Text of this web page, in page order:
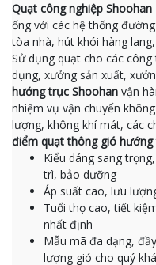
Quạt công nghiệp Shoohan
ống với các hệ thống
tòa nhà, hút khói hàng
Sử dụng quạt cho các
dụng, xưởng sản xuất,
hướng trục Shoohan vận
nhiệm vụ vận chuyển
lượng, không khí mát, các
điểm quạt thông gió hướng
Kiểu dáng sang
trì, bảo dưỡng
Áp suất cao, lưu
Tuổi thọ cao, tiết
nhất định
Mẫu mã đa dạng,
lượng gió cho quý